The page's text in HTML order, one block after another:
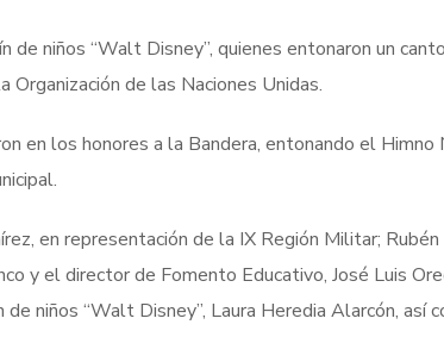
de niños “Walt Disney”, quienes entonaron un
de las Naciones Unidas.
en los honores a la Bandera, entonando el Himno
en representación de la IX Región Militar; Rubén
y el director de Fomento Educativo, José Luis
niños “Walt Disney”, Laura Heredia Alarcón, así